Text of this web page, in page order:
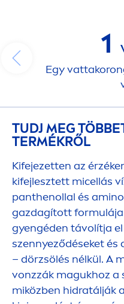
1
Egy
TUDJ MEG
TERMÉKRŐL
Kifejezetten az
kifejlesztett micellás
panthenollal és
gazdagított
gyengéden távolítja
szennyeződéseket
– dörzsölés nélkül. A
vonzzák magukhoz a
miközben hidratálják